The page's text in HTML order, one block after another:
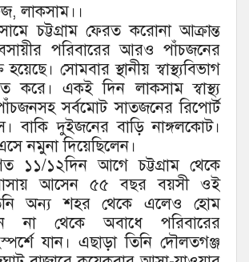
লাকসাম।।
চট্টগ্রাম ফেরত করোনা আক্রান্ত
পরিবারের আরও পাঁচজনের
সোমবার স্থানীয় স্বাস্থ্যবিভাগ
করে। একই দিন লাকসাম স্বাস্থ্য
সর্বমোট সাতজনের রিপোর্ট
বাকি দুইজনের বাড়ি নাঙ্গলকোট।
নমুনা দিয়েছিলেন।
১১/১২দিন আগে চট্টগ্রাম থেকে
আসেন ৫৫ বছর বয়সী ওই
অন্য শহর থেকে এলেও হোম
না থেকে অবাধে পরিবারের
যান। এছাড়া তিনি দৌলতগঞ্জ